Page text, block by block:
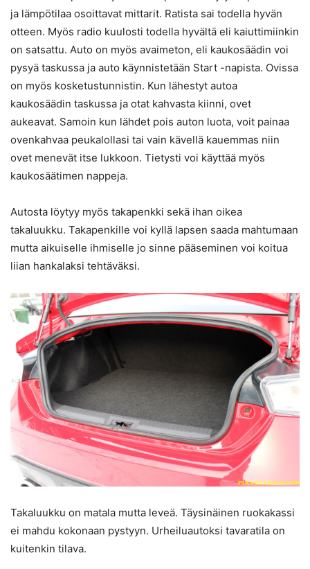
ja lämpötilaa osoittavat mittarit. Ratista sai todella hyvän
otteen. Myös radio kuulosti todella hyvältä eli kaiuttimiinkin
on satsattu. Auto on myös avaimeton, eli kaukosäädin voi
pysyä taskussa ja auto käynnistetään Start -napista. Ovissa
on myös kosketustunnistin. Kun lähestyt autoa
kaukosäädin taskussa ja otat kahvasta kiinni, ovet
aukeavat. Samoin kun lähdet pois auton luota, voit painaa
ovenkahvaa peukalollasi tai vain kävellä kauemmas niin
ovet menevät itse lukkoon. Tietysti voi käyttää myös
kaukosäätimen nappeja.
Autosta löytyy myös takapenkki sekä ihan oikea
takaluukku. Takapenkille voi kyllä lapsen saada mahtumaan
mutta aikuiselle ihmiselle jo sinne pääseminen voi koitua
liian hankalaksi tehtäväksi.
Takaluukku on matala mutta leveä. Täysinäinen ruokakassi
ei mahdu kokonaan pystyyn. Urheiluautoksi tavaratila on
kuitenkin tilava.